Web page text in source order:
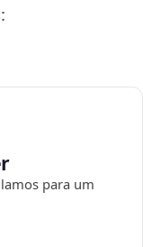
para um